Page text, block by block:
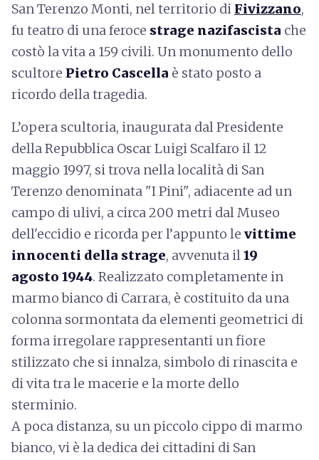
San Terenzo Monti, nel territorio di Fivizzano,
fu teatro di una feroce strage nazifascista che
costò la vita a 159 civili. Un monumento dello
scultore Pietro Cascella è stato posto a
ricordo della tragedia.
L’opera scultoria, inaugurata dal Presidente
della Repubblica Oscar Luigi Scalfaro il 12
maggio 1997, si trova nella località di San
Terenzo denominata "I Pini", adiacente ad un
campo di ulivi, a circa 200 metri dal Museo
dell'eccidio e ricorda per l’appunto le vittime
innocenti della strage, avvenuta il19
agosto 1944. Realizzato completamente in
marmo bianco di Carrara, è costituito da una
colonna sormontata da elementi geometrici di
forma irregolare rappresentanti un fiore
stilizzato che si innalza, simbolo di rinascita e
di vita tra le macerie e la morte dello
sterminio.
A poca distanza, su un piccolo cippo di marmo
bianco, vi è la dedica dei cittadini di San